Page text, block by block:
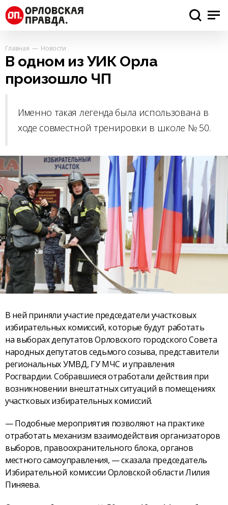
Главная Новости
В одном из УИК Орла
произошло ЧП
Именно такая легенда была использована в
ходе совместной тренировки в школе № 50.
В ней приняли участие председатели участковых
избирательных комиссий, которые будут работать
на выборах депутатов Орловского городского Совета
народных депутатов седьмого созыва, представители
региональных УМВД, ГУ МЧС и управления
Росгвардии. Собравшиеся отработали действия при
возникновении внештатных ситуаций в помещениях
участковых избирательных комиссий.
— Подобные мероприятия позволяют на практике
отработать механизм взаимодействия организаторов
выборов, правоохранительного блока, органов
местного самоуправления, — сказала председатель
Избирательной комиссии Орловской области Лилия
Пиняева.